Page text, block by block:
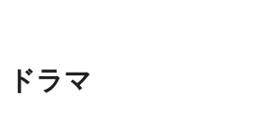
ラマ